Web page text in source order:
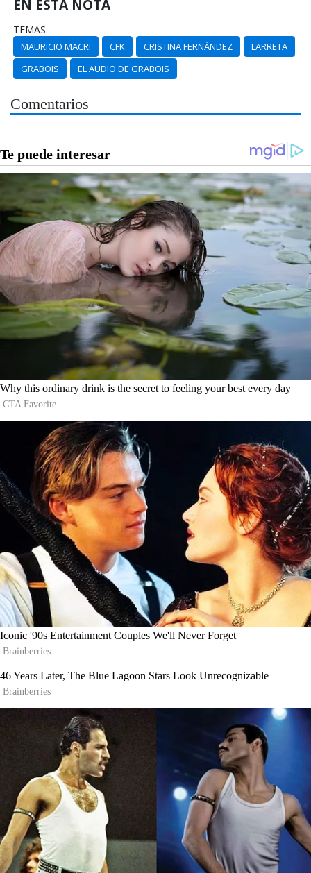
EN ESTA NOTA
TEMAS:
MAURICIO MACRI CFK CRISTINA FERNÁNDEZ
LARRETA
GRABOIS
EL AUDIO DE GRABOIS
Comentarios